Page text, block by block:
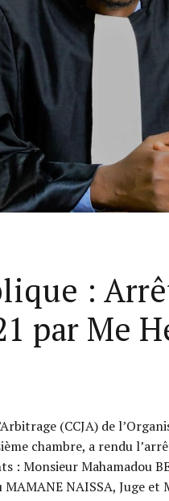
:
par Me
(CCJA) de
chambre, a rendu
: Monsieur Mahamadou
NAISSA, Juge et